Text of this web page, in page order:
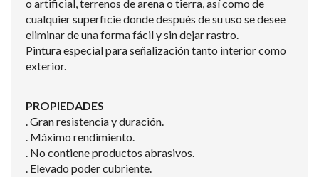
o artificial, terrenos de arena o tierra, así como de
cualquier superficie donde después de su uso se desee
eliminar de una forma fácil y sin dejar rastro.
Pintura especial para señalización tanto interior como
exterior.
PROPIEDADES
. Gran resistencia y duración.
. Máximo rendimiento.
. No contiene productos abrasivos.
. Elevado poder cubriente.